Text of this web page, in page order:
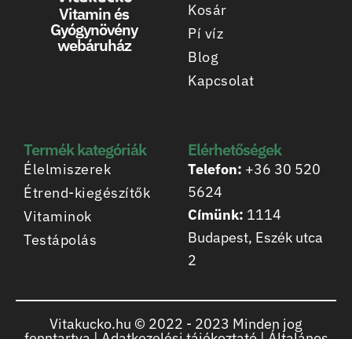
Vitamin és
Gyógynövény
webáruház
Kosár
Pí víz
Blog
Kapcsolat
Termék kategóriák
Élelmiszerek
Étrend-kiegészítők
Vitaminok
Testápolás
Elérhetőségek
Telefon: +36 30 520
5624
Címünk: 1114
Budapest, Eszék utca
2
Vitakucko.hu © 2022 - 2023 Minden jog